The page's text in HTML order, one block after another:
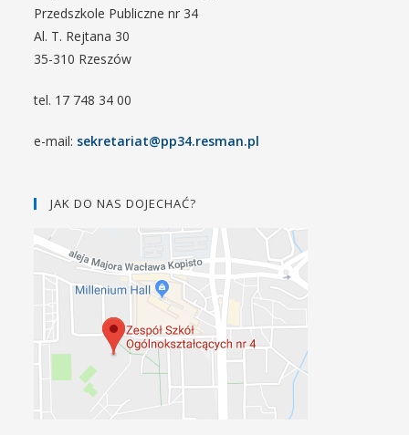
Przedszkole Publiczne nr 34
Al. T. Rejtana 30
35-310 Rzeszów
tel. 17 748 34 00
e-mail: sekretariat@pp34.resman.pl
JAK DO NAS DOJECHAĆ?